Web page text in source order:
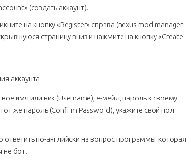
(создать аккаунт).
на кнопку «Register» справа (nexus mod manager
страницу вниз и нажмите на кнопку «Create
аккаунта
имя или ник (Username), е-мейл, пароль к своему
же пароль (Confirm Password), укажите свой пол
по-английски на вопрос программы, которая
не бот.